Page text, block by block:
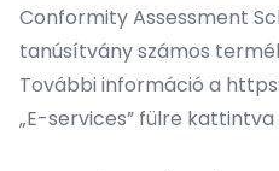
Conformity Assessment
tanúsítvány számos
További információ a
„E-services” fülre